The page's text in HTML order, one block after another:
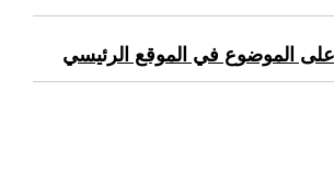
على الموضوع في الموقع الرئيسي